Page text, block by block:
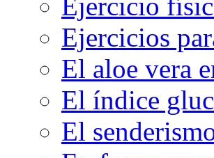
Ejercicios
El aloe vera
El índice
El